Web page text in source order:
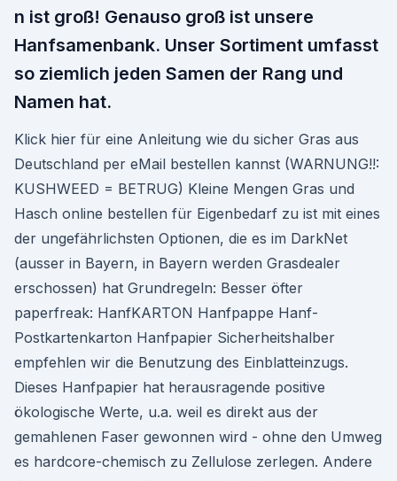
n ist groß! Genauso groß ist unsere
Hanfsamenbank. Unser Sortiment umfasst
so ziemlich jeden Samen der Rang und
Namen hat.
Klick hier für eine Anleitung wie du sicher Gras aus
Deutschland per eMail bestellen kannst (WARNUNG!!:
KUSHWEED = BETRUG) Kleine Mengen Gras und
Hasch online bestellen für Eigenbedarf zu ist mit eines
der ungefährlichsten Optionen, die es im DarkNet
(ausser in Bayern, in Bayern werden Grasdealer
erschossen) hat Grundregeln: Besser öfter
paperfreak: HanfKARTON Hanfpappe Hanf-
Postkartenkarton Hanfpapier Sicherheitshalber
empfehlen wir die Benutzung des Einblatteinzugs.
Dieses Hanfpapier hat herausragende positive
ökologische Werte, u.a. weil es direkt aus der
gemahlenen Faser gewonnen wird - ohne den Umweg
es hardcore-chemisch zu Zellulose zerlegen. Andere